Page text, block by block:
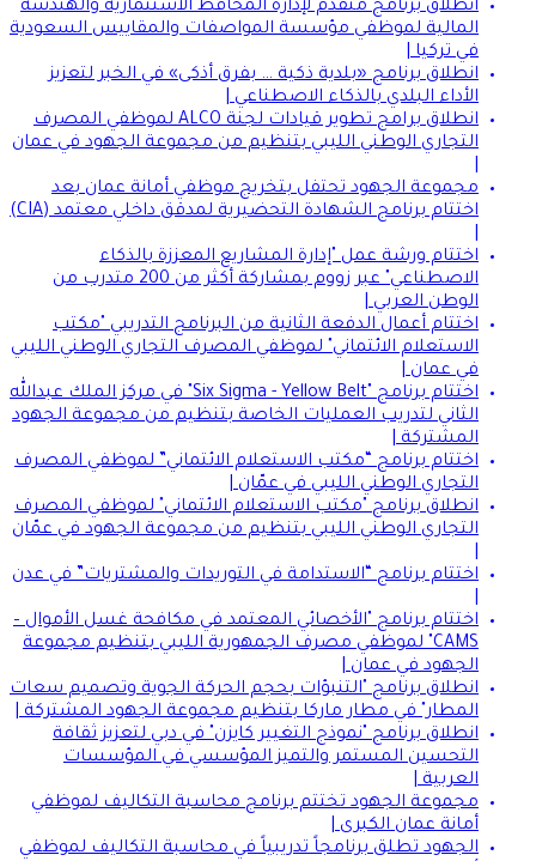
انطلاق برنامج متقدم لإدارة المحافظ الاستثمارية والهندسة
المالية لموظفي مؤسسة المواصفات والمقاييس السعودية
في تركيا |
انطلاق برنامج «بلدية ذكية … بفرق أذكى» في الخبر لتعزيز
الأداء البلدي بالذكاء الاصطناعي |
انطلاق برامج تطوير قيادات لجنة ALCO لموظفي المصرف
التجاري الوطني الليبي بتنظيم من مجموعة الجهود في عمان
مجموعة الجهود تحتفل بتخريج موظفي أمانة عمان بعد
اختتام برنامج الشهادة التحضيرية لمدقق داخلي معتمد (CIA)
اختتام ورشة عمل "إدارة المشاريع المعززة بالذكاء
الاصطناعي" عبر زووم بمشاركة أكثر من 200 متدرب من
الوطن العربي |
اختتام أعمال الدفعة الثانية من البرنامج التدريبي "مكتب
الاستعلام الائتماني" لموظفي المصرف التجاري الوطني الليبي
في عمان |
اختتام برنامج "Six Sigma - Yellow Belt" في مركز الملك عبدالله
الثاني لتدريب العمليات الخاصة بتنظيم من مجموعة الجهود
المشتركة |
اختتام برنامج “مكتب الاستعلام الائتماني” لموظفي المصرف
التجاري الوطني الليبي في عمّان |
انطلاق برنامج "مكتب الاستعلام الائتماني" لموظفي المصرف
التجاري الوطني الليبي بتنظيم من مجموعة الجهود في عمّان
اختتام برنامج “الاستدامة في التوريدات والمشتريات” في عدن
اختتام برنامج "الأخصائي المعتمد في مكافحة غسل الأموال –
CAMS" لموظفي مصرف الجمهورية الليبي بتنظيم مجموعة
الجهود في عمان |
انطلاق برنامج "التنبؤات بحجم الحركة الجوية وتصميم سعات
المطار" في مطار ماركا بتنظيم مجموعة الجهود المشتركة |
انطلاق برنامج "نموذج التغيير كايزن" في دبي لتعزيز ثقافة
التحسين المستمر والتميز المؤسسي في المؤسسات
العربية |
مجموعة الجهود تختتم برنامج محاسبة التكاليف لموظفي
أمانة عمان الكبرى |
الجهود تطلق برنامجاً تدريبياً في محاسبة التكاليف لموظفي